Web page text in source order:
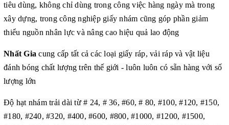
tiêu dùng, không chỉ dùng trong công việc hàng ngày mà trong
xây dựng, trong công nghiệp giấy nhám cũng góp phần giảm
thiểu nguồn nhân lực và nâng cao hiệu quả lao động
Nhất Gia cung cấp tất cả các loại giấy ráp, vải ráp và vật liệu
đánh bóng chất lượng trên thế giới - luôn luôn có sẵn hàng với số
lượng lớn
Độ hạt nhám trải dài từ # 24, # 36, #60, # 80, #100, #120, #150,
#180, #240, #320, #400, #600, #800, #1000, #1200, #1500,